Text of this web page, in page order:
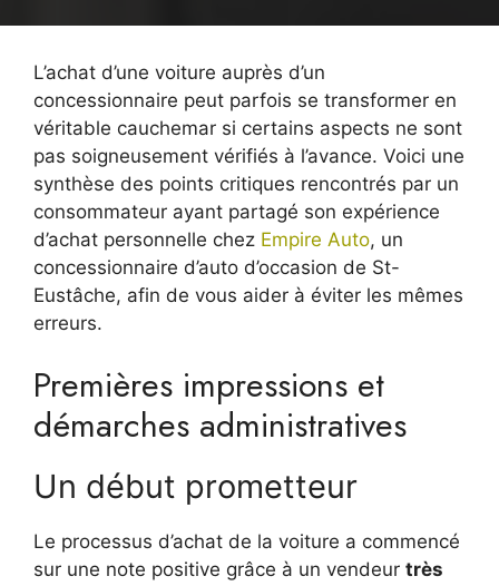
L’achat d’une voiture auprès d’un
concessionnaire peut parfois se transformer en
véritable cauchemar si certains aspects ne sont
pas soigneusement vérifiés à l’avance. Voici une
synthèse des points critiques rencontrés par un
consommateur ayant partagé son expérience
d’achat personnelle chez Empire Auto, un
concessionnaire d’auto d’occasion de St-
Eustâche, afin de vous aider à éviter les mêmes
erreurs.
Premières impressions et
démarches administratives
Un début prometteur
Le processus d’achat de la voiture a commencé
sur une note positive grâce à un vendeur très